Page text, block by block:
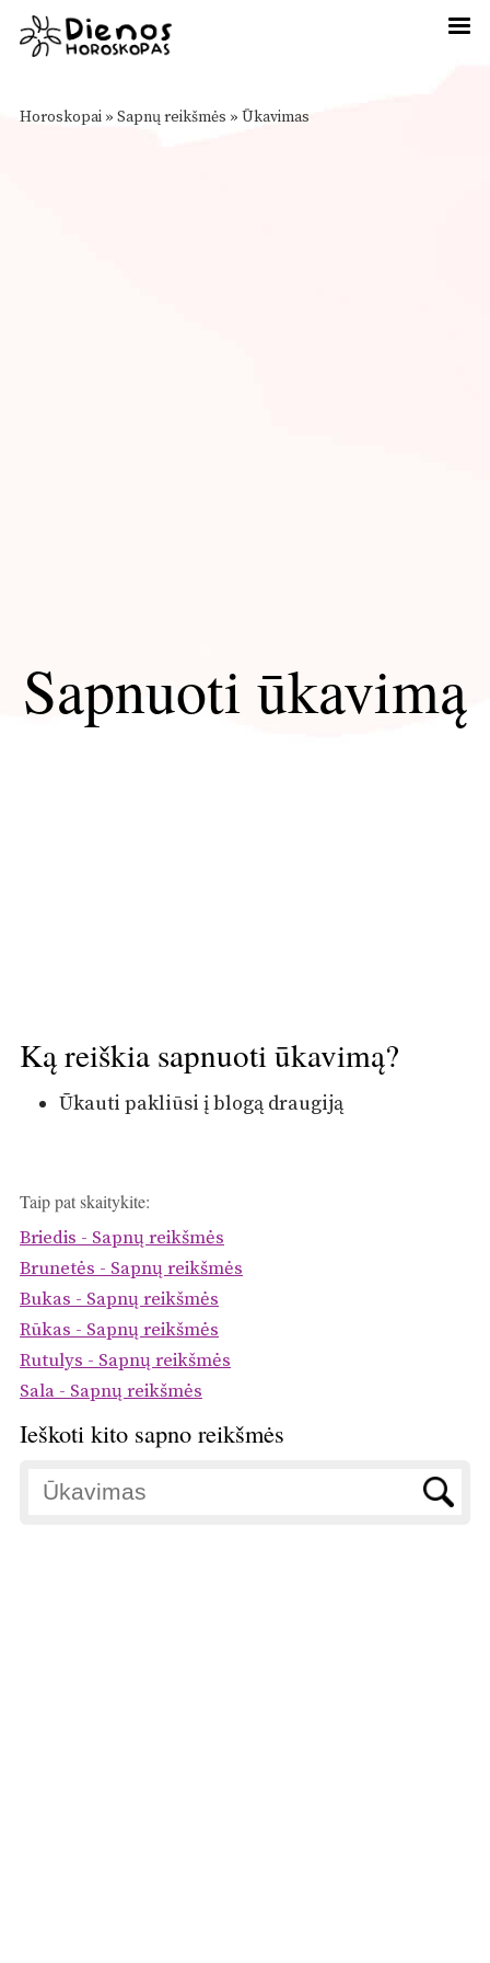
Horoskopai » Sapnų reikšmės » Ūkavimas
Sapnuoti ūkavimą
Ką reiškia sapnuoti ūkavimą?
Ūkauti pakliūsi į blogą draugiją
Taip pat skaitykite:
Briedis - Sapnų reikšmės
Brunetės - Sapnų reikšmės
Bukas - Sapnų reikšmės
Rūkas - Sapnų reikšmės
Rutulys - Sapnų reikšmės
Sala - Sapnų reikšmės
Ieškoti kito sapno reikšmės